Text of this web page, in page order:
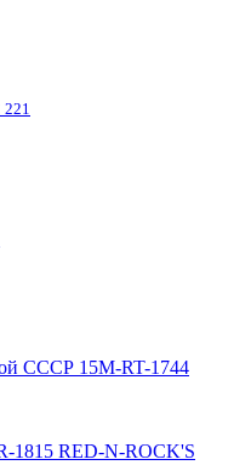
221
СССР 15M-RT-1744
1815 RED-N-ROCK'S